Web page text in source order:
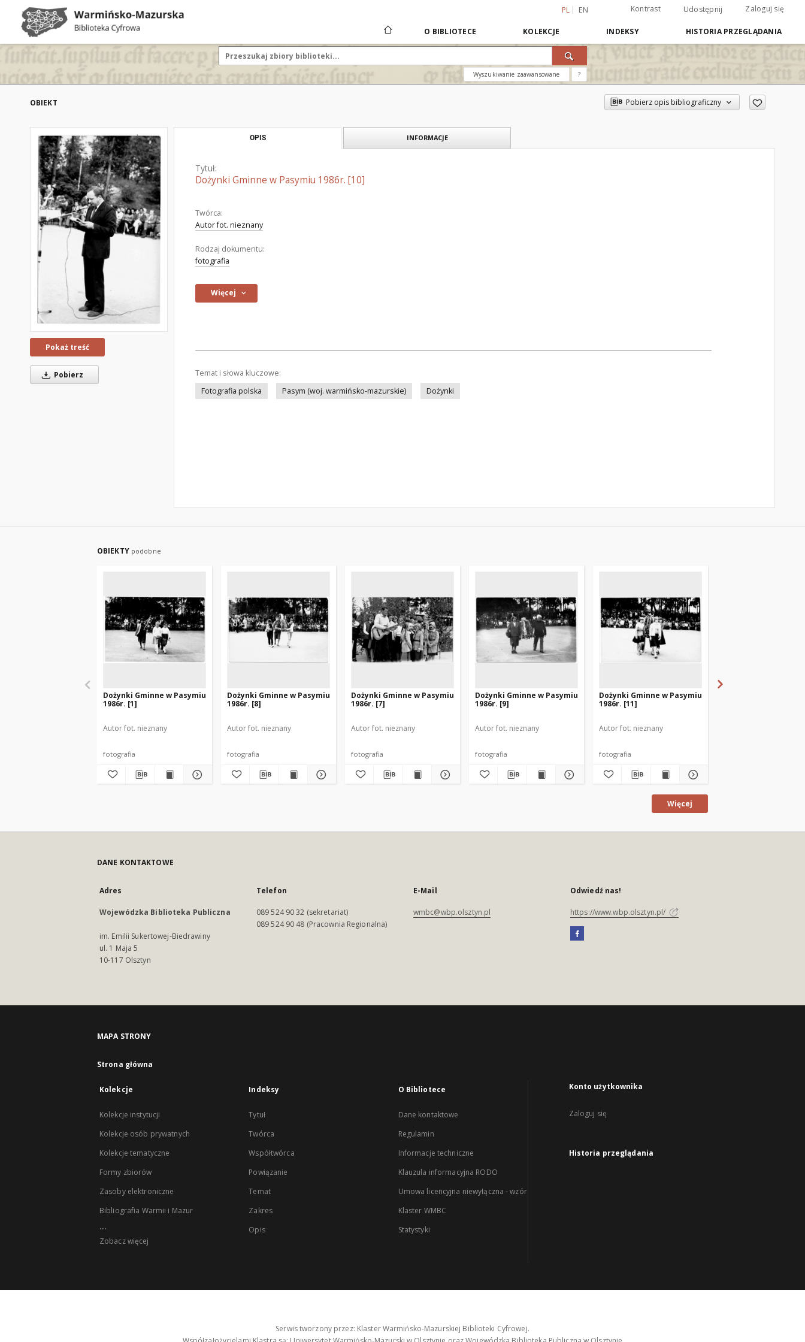
PL EN Kontrast Udostępnij Zaloguj się
O BIBLIOTECE KOLEKCJE INDEKSY HISTORIA PRZEGLĄDANIA
Wyszukiwanie zaawansowane ?
OBIEKT Pobierz opis bibliograficzny
Pokaż treść
Pobierz
OPIS INFORMACJE
Tytuł:
Dożynki Gminne w Pasymiu 1986r. [10]
Twórca:
Autor fot. nieznany
Rodzaj dokumentu:
fotografia
Więcej
Temat i słowa kluczowe:
Fotografia polska
Pasym (woj. warmińsko-mazurskie) Dożynki
OBIEKTY podobne
Dożynki Gminne w Pasymiu
1986r. [1]
Autor fot. nieznany
fotografia
Dożynki Gminne w Pasymiu
1986r. [8]
Autor fot. nieznany
fotografia
Dożynki Gminne w Pasymiu
1986r. [7]
Autor fot. nieznany
fotografia
Dożynki Gminne w Pasymiu
1986r. [9]
Autor fot. nieznany
fotografia
Dożynki Gminne w Pasymiu
1986r. [11]
Autor fot. nieznany
fotografia
Więcej
DANE KONTAKTOWE
Adres
Wojewódzka Biblioteka Publiczna
im. Emilii Sukertowej-Biedrawiny
ul. 1 Maja 5
10-117 Olsztyn
Telefon
089 524 90 32 (sekretariat)
089 524 90 48 (Pracownia Regionalna)
E-Mail
wmbc@wbp.olsztyn.pl
Odwiedź nas!
https://www.wbp.olsztyn.pl/
MAPA STRONY
Strona główna
Kolekcje
Kolekcje instytucji
Kolekcje osób prywatnych
Kolekcje tematyczne
Formy zbiorów
Zasoby elektroniczne
Bibliografia Warmii i Mazur
...
Zobacz więcej
Indeksy
Tytuł
Twórca
Współtwórca
Powiązanie
Temat
Zakres
Opis
O Bibliotece
Dane kontaktowe
Regulamin
Informacje techniczne
Klauzula informacyjna RODO
Umowa licencyjna niewyłączna - wzór
Klaster WMBC
Statystyki
Konto użytkownika
Zaloguj się
Historia przeglądania
Serwis tworzony przez: Klaster Warmińsko-Mazurskiej Biblioteki Cyfrowej.